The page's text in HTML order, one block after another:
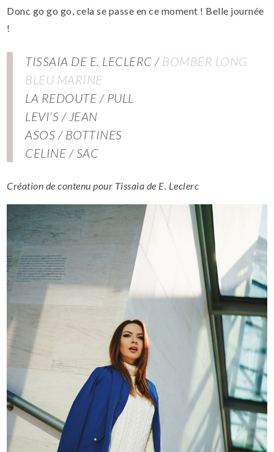
Donc go go go, cela se passe en ce moment ! Belle journée
!
TISSAIA DE E. LECLERC / BOMBER LONG
BLEU MARINE
LA REDOUTE / PULL
LEVI’S / JEAN
ASOS / BOTTINES
CELINE / SAC
Création de contenu pour Tissaia de E. Leclerc